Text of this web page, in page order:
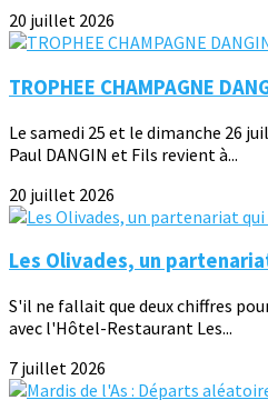
20 juillet 2026
TROPHEE CHAMPAGNE
Le samedi 25 et le dimanche 26
Paul DANGIN et Fils revient à...
20 juillet 2026
Les Olivades, un
S'il ne fallait que deux chiffres
avec l'Hôtel-Restaurant Les...
7 juillet 2026